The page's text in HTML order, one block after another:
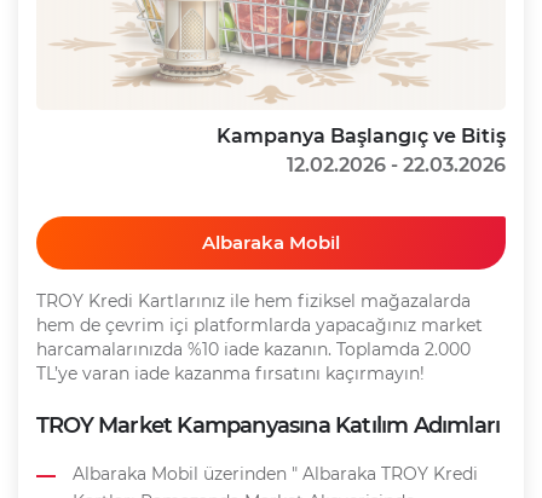
Kampanya Başlangıç ve Bitiş
12.02.2026 - 22.03.2026
Albaraka Mobil
TROY Kredi Kartlarınız ile hem fiziksel mağazalarda
hem de çevrim içi platformlarda yapacağınız market
harcamalarınızda %10 iade kazanın. Toplamda 2.000
TL’ye varan iade kazanma fırsatını kaçırmayın!
TROY Market Kampanyasına Katılım Adımları
Albaraka Mobil üzerinden " Albaraka TROY Kredi